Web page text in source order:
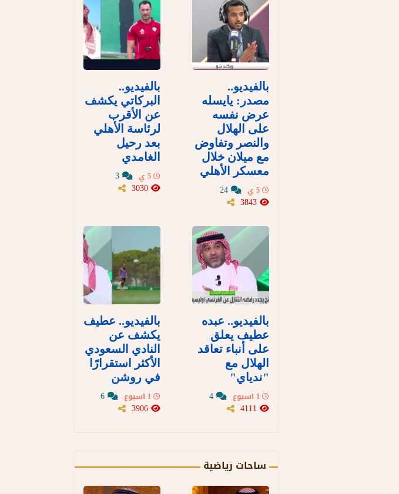
بالفيديو..
مصدر: يايسله
عرض نفسه
على الهلال
والنصر وتفاوض
مع ميلان خلال
معسكر الأهلي
بالفيديو..
البركاتي يكشف
عن الأقرب
لرئاسة الأهلي
بعد رحيل
الغامدي
بالفيديو.. عبده
عطيف يعلق
على أنباء تعاقد
الهلال مع
"ندياي"
بالفيديو.. عطيف
يكشف عن
النادي السعودي
الأكثر استقرارًا
في روشن
ساحات رياضية